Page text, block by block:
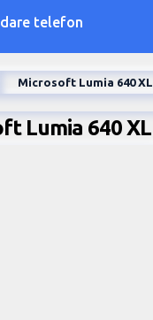
telefon
Microsoft Lumia 640 XL
Lumia 640 XL